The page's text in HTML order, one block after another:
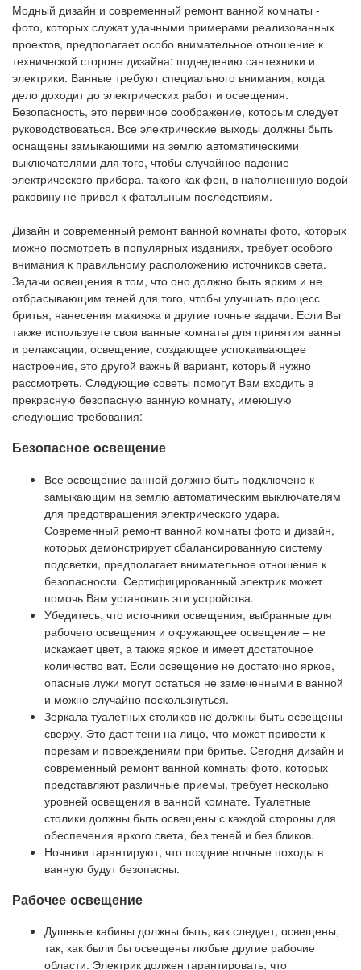
Модный дизайн и современный ремонт ванной комнаты -
фото, которых служат удачными примерами реализованных
проектов, предполагает особо внимательное отношение к
технической стороне дизайна: подведению сантехники и
электрики. Ванные требуют специального внимания, когда
дело доходит до электрических работ и освещения.
Безопасность, это первичное соображение, которым следует
руководствоваться. Все электрические выходы должны быть
оснащены замыкающими на землю автоматическими
выключателями для того, чтобы случайное падение
электрического прибора, такого как фен, в наполненную водой
раковину не привел к фатальным последствиям.
Дизайн и современный ремонт ванной комнаты фото, которых
можно посмотреть в популярных изданиях, требует особого
внимания к правильному расположению источников света.
Задачи освещения в том, что оно должно быть ярким и не
отбрасывающим теней для того, чтобы улучшать процесс
бритья, нанесения макияжа и другие точные задачи. Если Вы
также используете свои ванные комнаты для принятия ванны
и релаксации, освещение, создающее успокаивающее
настроение, это другой важный вариант, который нужно
рассмотреть. Следующие советы помогут Вам входить в
прекрасную безопасную ванную комнату, имеющую
следующие требования:
Безопасное освещение
Все освещение ванной должно быть подключено к
замыкающим на землю автоматическим выключателям
для предотвращения электрического удара.
Современный ремонт ванной комнаты фото и дизайн,
которых демонстрирует сбалансированную систему
подсветки, предполагает внимательное отношение к
безопасности. Сертифицированный электрик может
помочь Вам установить эти устройства.
Убедитесь, что источники освещения, выбранные для
рабочего освещения и окружающее освещение – не
искажает цвет, а также яркое и имеет достаточное
количество ват. Если освещение не достаточно яркое,
опасные лужи могут остаться не замеченными в ванной
и можно случайно поскользнуться.
Зеркала туалетных столиков не должны быть освещены
сверху. Это дает тени на лицо, что может привести к
порезам и повреждениям при бритье. Сегодня дизайн и
современный ремонт ванной комнаты фото, которых
представляют различные приемы, требует несколько
уровней освещения в ванной комнате. Туалетные
столики должны быть освещены с каждой стороны для
обеспечения яркого света, без теней и без бликов.
Ночники гарантируют, что поздние ночные походы в
ванную будут безопасны.
Рабочее освещение
Душевые кабины должны быть, как следует, освещены,
так, как были бы освещены любые другие рабочие
области. Электрик должен гарантировать, что